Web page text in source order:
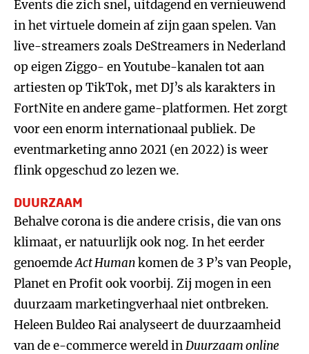
Events die zich snel, uitdagend en vernieuwend
in het virtuele domein af zijn gaan spelen. Van
live-streamers zoals DeStreamers in Nederland
op eigen Ziggo- en Youtube-kanalen tot aan
artiesten op TikTok, met DJ’s als karakters in
FortNite en andere game-platformen. Het zorgt
voor een enorm internationaal publiek. De
eventmarketing anno 2021 (en 2022) is weer
flink opgeschud zo lezen we.
DUURZAAM
Behalve corona is die andere crisis, die van ons
klimaat, er natuurlijk ook nog. In het eerder
genoemdeAct Humankomen de 3 P’s van People,
Planet en Profit ook voorbij. Zij mogen in een
duurzaam marketingverhaal niet ontbreken.
Heleen Buldeo Rai analyseert de duurzaamheid
van de e-commerce wereld inDuurzaam online